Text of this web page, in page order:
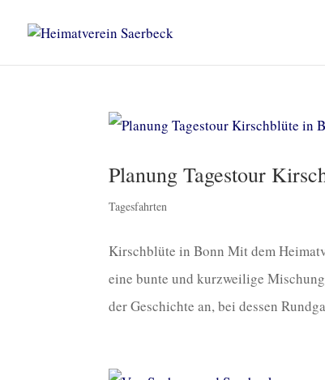
Planung Tagestour
Tagesfahrten
Kirschblüte in Bonn Mit dem
eine bunte und kurzweilige
der Geschichte an, bei dessen